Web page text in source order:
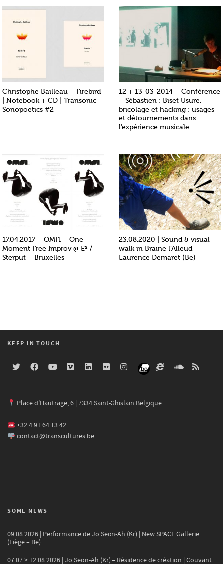
Christophe Bailleau – Firebird
| Notebook + CD | Transonic –
Sonopoetics #2
12 + 13-03-2014 – Conférence
– Sébastien : Biset Usure,
bricolage et hacking : usages
et détournements dans
l’expérience musicale
17.04.2017 – OMFI – One
Moment Free Improv @ E² /
Sterput – Bruxelles
23.08.2020 | Sound & visual
walk in Braine l’Alleud –
Laurence Demaret (Be)
KEEP IN TOUCH
Place d'Hautrage, 6 | 7334 Saint-Ghislain Belgique
+32 4 91 64 13 42
contact@transcultures.be
SOME NEWS
09.08.2026 | Performance de Jo Seon-Ah (Kr) | New SPACE Gallerie
(Liège – Be)
07.07 > 12.08.2026 | Jo Seon-Ah (Kr) – Résidence de création | Couvant